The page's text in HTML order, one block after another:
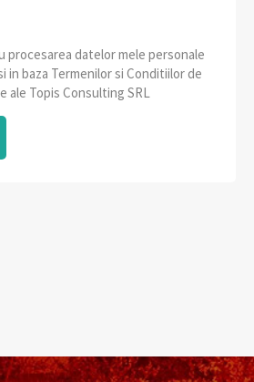
procesarea datelor mele personale
in baza Termenilor si Conditiilor de
ale Topis Consulting SRL